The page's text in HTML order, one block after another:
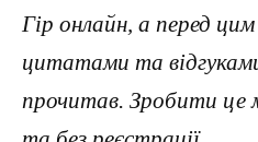
Гір онлайн, а перед
цитатами та
прочитав. Зробити